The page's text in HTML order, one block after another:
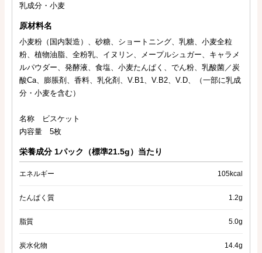
乳成分・小麦
原材料名
小麦粉（国内製造）、砂糖、ショートニング、乳糖、小麦全粒
粉、植物油脂、全粉乳、イヌリン、メープルシュガー、キャラメ
ルパウダー、発酵液、食塩、小麦たんぱく、でん粉、乳酸菌／炭
酸Ca、膨脹剤、香料、乳化剤、V.B1、V.B2、V.D、（一部に乳成
分・小麦を含む）
名称 ビスケット
内容量 5枚
栄養成分 1パック（標準21.5g）当たり
エネルギー 105kcal
たんぱく質 1.2g
脂質 5.0g
炭水化物 14.4g